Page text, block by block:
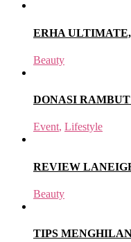
ERHA
Beauty
DONASI
Event, Lifestyle
REVIEW
Beauty
TIPS